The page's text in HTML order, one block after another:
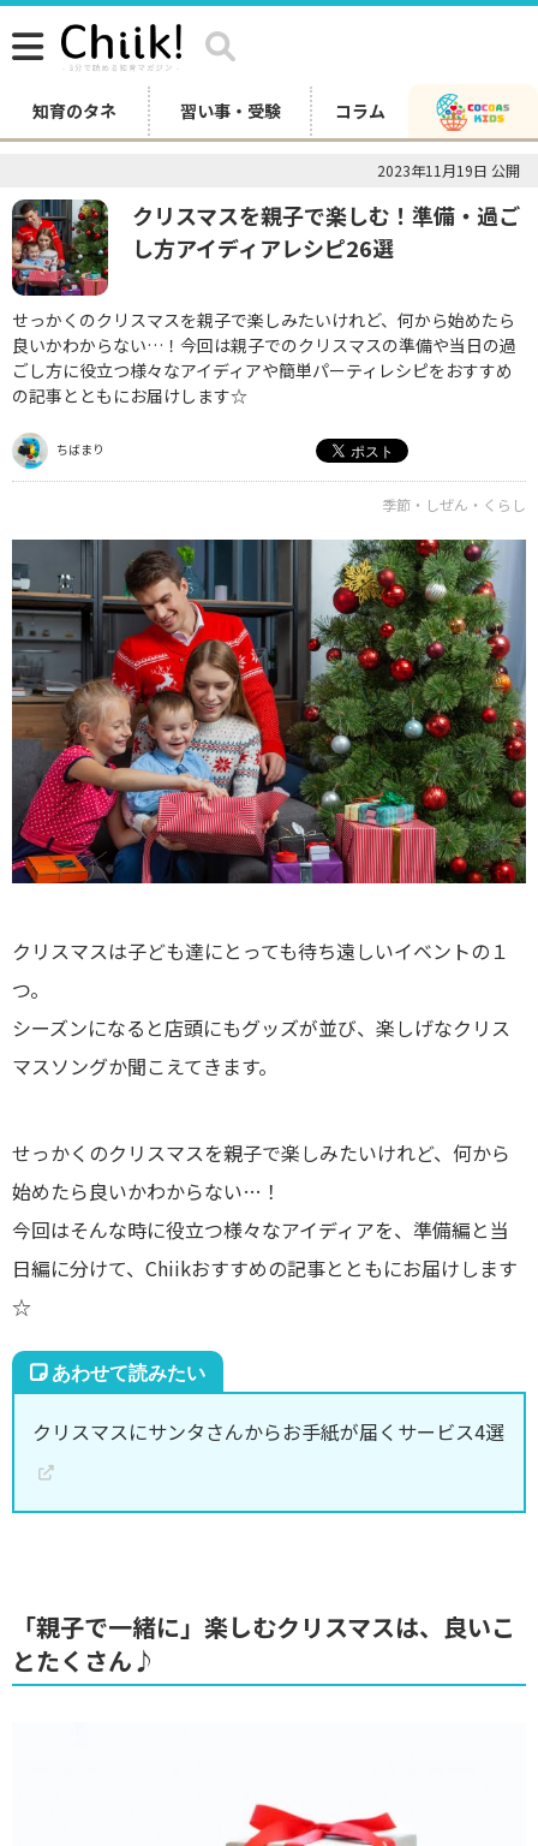
知育のタネ 習い事・受験 コラム
2023年11月19日 公開
クリスマスを親子で楽しむ！準備・過ご
し方アイディアレシピ26選
せっかくのクリスマスを親子で楽しみたいけれど、何から始めたら
良いかわからない…！今回は親子でのクリスマスの準備や当日の過
ごし方に役立つ様々なアイディアや簡単パーティレシピをおすすめ
の記事とともにお届けします☆
ちばまり
季節・しぜん・くらし
クリスマスは子ども達にとっても待ち遠しいイベントの１
つ。
シーズンになると店頭にもグッズが並び、楽しげなクリス
マスソングか聞こえてきます。
せっかくのクリスマスを親子で楽しみたいけれど、何から
始めたら良いかわからない…！
今回はそんな時に役立つ様々なアイディアを、準備編と当
日編に分けて、Chiikおすすめの記事とともにお届けします
☆
クリスマスにサンタさんからお手紙が届くサービス4選
「親子で一緒に」楽しむクリスマスは、良いこ
とたくさん♪